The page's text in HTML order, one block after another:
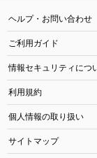
ヘルプ・お問い合わせ
ご利用ガイド
情報セキュリティにつ
利用規約
個人情報の取り扱い
サイトマップ